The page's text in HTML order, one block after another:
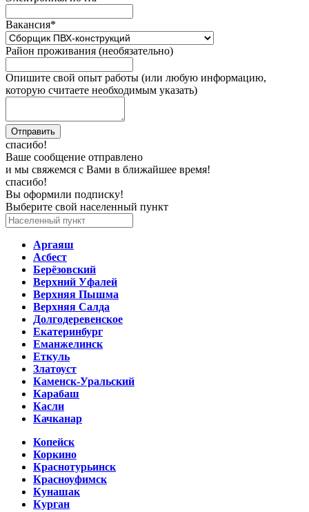
Вакансия*
Район проживания (необязательно)
Опишите свой опыт работы (или любую информацию,
которую считаете необходимым указать)
спасибо!
Ваше сообщение отправлено
и мы свяжемся с Вами в ближайшее время!
спасибо!
Вы оформили подписку!
Выберите свой населенный пункт
Аргаяш
Асбест
Берёзовский
Верхний Уфалей
Верхняя Пышма
Верхняя Салда
Долгодеревенское
Екатеринбург
Еманжелинск
Еткуль
Златоуст
Каменск-Уральский
Карабаш
Касли
Качканар
Копейск
Коркино
Краснотурьинск
Красноуфимск
Кунашак
Курган